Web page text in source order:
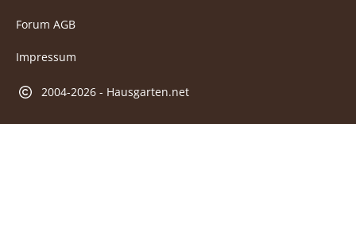
Forum AGB
Impressum
2004-2026 - Hausgarten.net